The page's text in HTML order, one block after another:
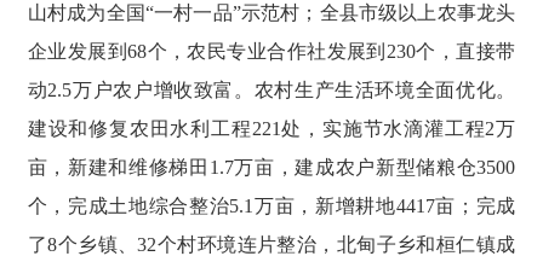
山村成为全国“一村一品”示范村；全县市级以上农事龙头
企业发展到68个，农民专业合作社发展到230个，直接带
动2.5万户农户增收致富。农村生产生活环境全面优化。
建设和修复农田水利工程221处，实施节水滴灌工程2万
亩，新建和维修梯田1.7万亩，建成农户新型储粮仓3500
个，完成土地综合整治5.1万亩，新增耕地4417亩；完成
了8个乡镇、32个村环境连片整治，北甸子乡和桓仁镇成